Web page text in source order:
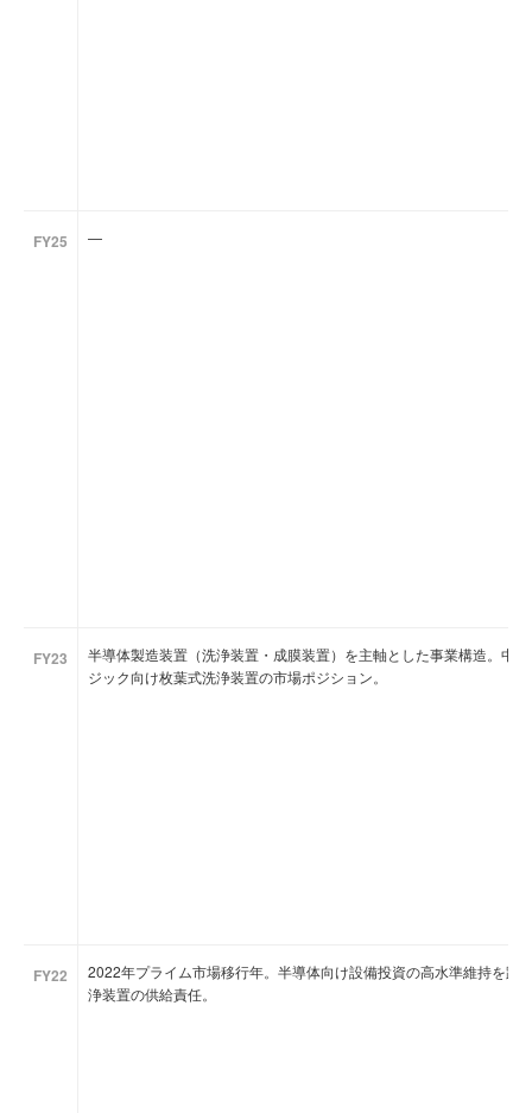
FY25 —
FY23
半導体製造装置（洗浄装置・成膜装置）を主軸とした事業構造。中
ジック向け枚葉式洗浄装置の市場ポジション。
FY22
2022年プライム市場移行年。半導体向け設備投資の高水準維持を踏
浄装置の供給責任。